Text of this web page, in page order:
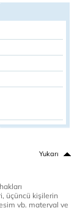
Yukarı
üçüncü kişilerin
vb. materyal ve